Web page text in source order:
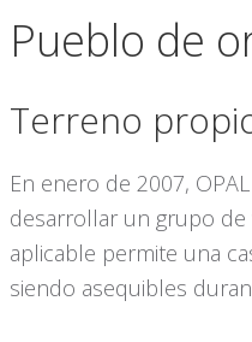
Pueblo de
Terreno
En enero de 2007,
desarrollar un grupo de
aplicable permite una
siendo asequibles